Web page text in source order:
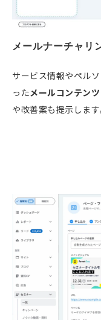
メールナーチャリ
サービス情報やペル
ったメールコンテン
や改善案も提示します